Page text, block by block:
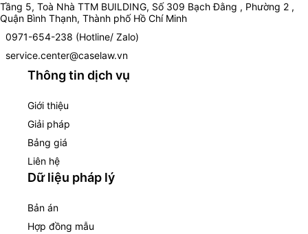
Tầng 5, Toà Nhà TTM BUILDING, Số 309 Bạch Đằng , Phường 2 ,
Quận Bình Thạnh, Thành phố Hồ Chí Minh
0971-654-238 (Hotline/ Zalo)
service.center@caselaw.vn
Thông tin dịch vụ
Giới thiệu
Giải pháp
Bảng giá
Liên hệ
Dữ liệu pháp lý
Bản án
Hợp đồng mẫu